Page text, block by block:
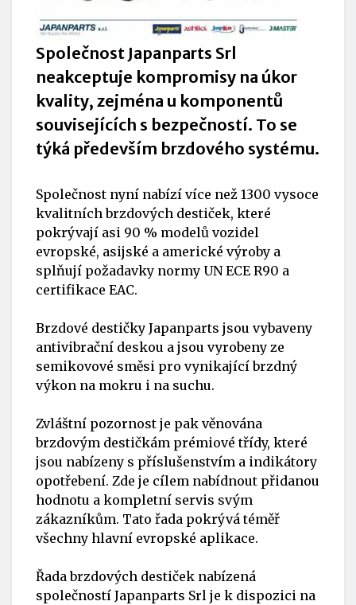
Společnost Japanparts Srl
neakceptuje kompromisy na úkor
kvality, zejména u komponentů
souvisejících s bezpečností. To se
týká především brzdového systému.
Společnost nyní nabízí více než 1300 vysoce
kvalitních brzdových destiček, které
pokrývají asi 90 % modelů vozidel
evropské, asijské a americké výroby a
splňují požadavky normy UN ECE R90 a
certifikace EAC.
Brzdové destičky Japanparts jsou vybaveny
antivibrační deskou a jsou vyrobeny ze
semikovové směsi pro vynikající brzdný
výkon na mokru i na suchu.
Zvláštní pozornost je pak věnována
brzdovým destičkám prémiové třídy, které
jsou nabízeny s příslušenstvím a indikátory
opotřebení. Zde je cílem nabídnout přidanou
hodnotu a kompletní servis svým
zákazníkům. Tato řada pokrývá téměř
všechny hlavní evropské aplikace.
Řada brzdových destiček nabízená
společností Japanparts Srl je k dispozici na